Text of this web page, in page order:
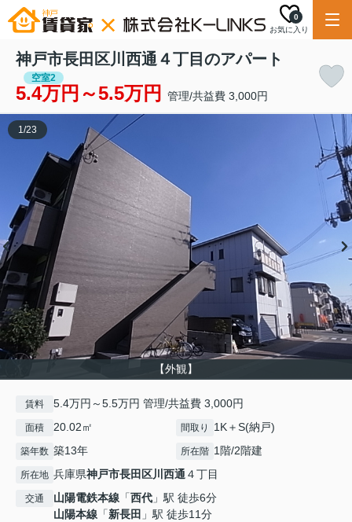
お気に入り
0
神戸市長田区川西通４丁目のアパート
空室2
5.4万円～5.5万円 管理/共益費 3,000円
【外観】
1/23
賃料 5.4万円～5.5万円 管理/共益費 3,000円
面積 20.02㎡ 間取り 1K＋S(納戸)
築年数 築13年 所在階 1階/2階建
所在地 兵庫県神戸市長田区川西通４丁目
交通 山陽電鉄本線 「西代 」駅 徒歩6分
山陽本線 「新長田 」駅 徒歩11分